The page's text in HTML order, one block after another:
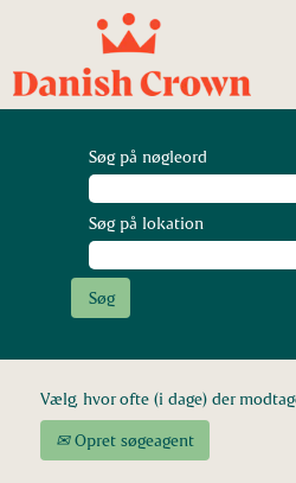
Søg på nøgleord
Søg på lokation
Vælg, hvor ofte (i dage) der
Opret søgeagent